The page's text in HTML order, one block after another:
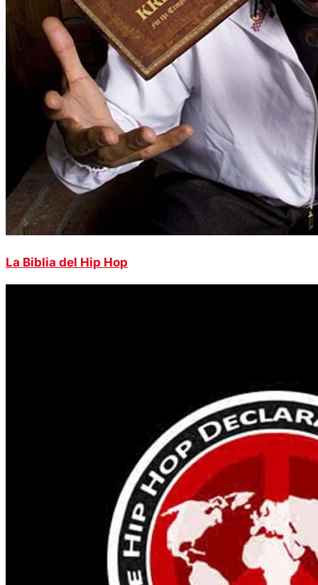
La Biblia del Hip Hop